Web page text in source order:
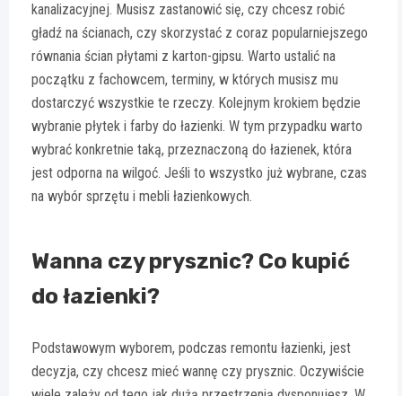
kanalizacyjnej. Musisz zastanowić się, czy chcesz robić
gładź na ścianach, czy skorzystać z coraz popularniejszego
równania ścian płytami z karton-gipsu. Warto ustalić na
początku z fachowcem, terminy, w których musisz mu
dostarczyć wszystkie te rzeczy. Kolejnym krokiem będzie
wybranie płytek i farby do łazienki. W tym przypadku warto
wybrać konkretnie taką, przeznaczoną do łazienek, która
jest odporna na wilgoć. Jeśli to wszystko już wybrane, czas
na wybór sprzętu i mebli łazienkowych.
Wanna czy prysznic? Co kupić
do łazienki?
Podstawowym wyborem, podczas remontu łazienki, jest
decyzja, czy chcesz mieć wannę czy prysznic. Oczywiście